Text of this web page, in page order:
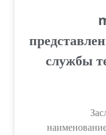
службы